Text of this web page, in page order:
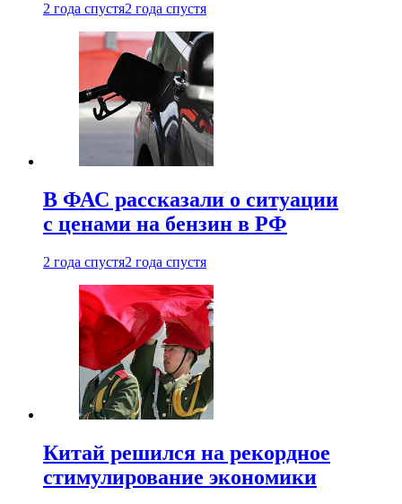
2 года спустя2 года спустя
В ФАС рассказали о ситуации
с ценами на бензин в РФ
2 года спустя2 года спустя
Китай решился на рекордное
стимулирование экономики